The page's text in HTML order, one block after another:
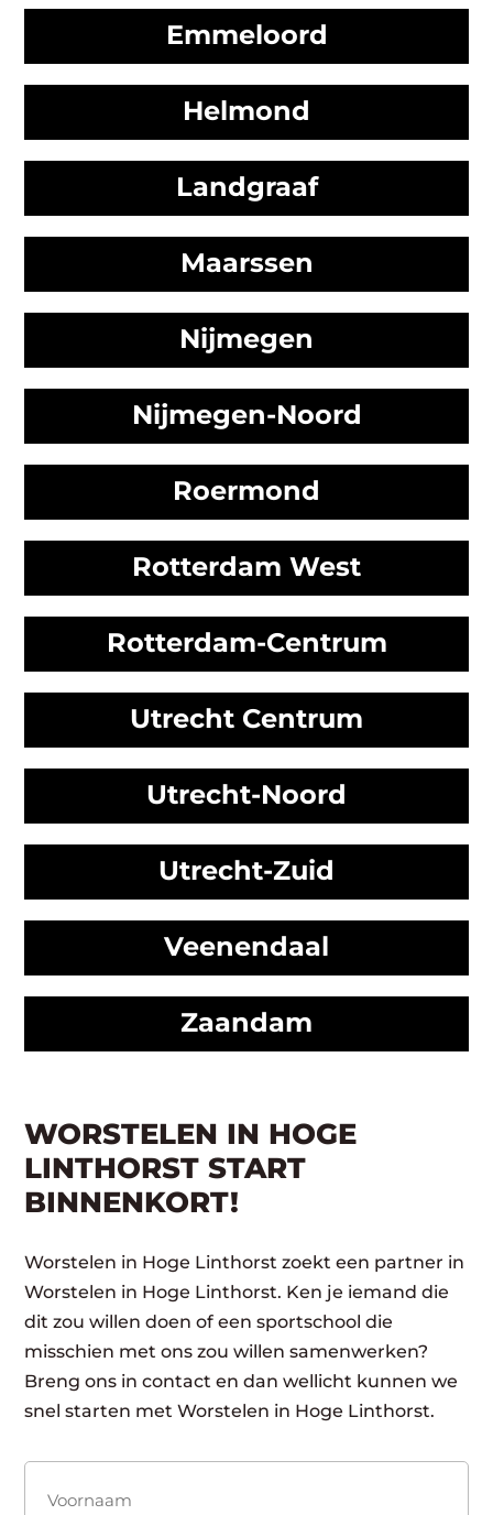
Emmeloord
Helmond
Landgraaf
Maarssen
Nijmegen
Nijmegen-Noord
Roermond
Rotterdam West
Rotterdam-Centrum
Utrecht Centrum
Utrecht-Noord
Utrecht-Zuid
Veenendaal
Zaandam
WORSTELEN IN HOGE
LINTHORST START
BINNENKORT!
Worstelen in Hoge Linthorst zoekt een partner in
Worstelen in Hoge Linthorst. Ken je iemand die
dit zou willen doen of een sportschool die
misschien met ons zou willen samenwerken?
Breng ons in contact en dan wellicht kunnen we
snel starten met Worstelen in Hoge Linthorst.
(Vereist)